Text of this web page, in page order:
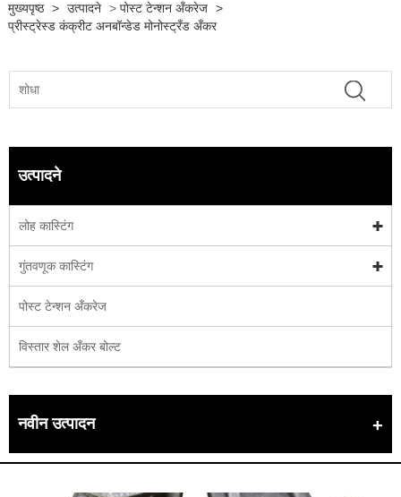
मुख्यपृष्ठ > उत्पादने > पोस्ट टेन्शन अँकरेज >
प्रीस्ट्रेस्ड कंक्रीट अनबॉन्डेड मोनोस्ट्रँड अँकर
उत्पादने
लोह कास्टिंग
गुंतवणूक कास्टिंग
पोस्ट टेन्शन अँकरेज
विस्तार शेल अँकर बोल्ट
नवीन उत्पादन